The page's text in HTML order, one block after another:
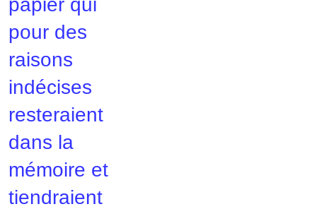
papier qui
pour des
raisons
indécises
resteraient
dans la
mémoire et
tiendraient